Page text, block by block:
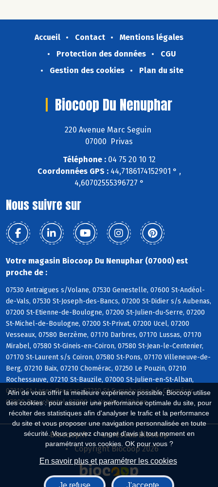
Afin de vous offrir la meilleure expérience possible, Biocoop utilise
des cookies : pour assurer une performance optimale du site, pour
récolter des statistiques afin d'analyser le trafic et la performance
du site et vous proposer une navigation personnalisée en toute
sécurité. Vous pouvez changer d'avis à tout moment en
paramétrant vos cookies. OK pour vous ?
En savoir plus et paramétrer les cookies
Je refuse J'accepte
Accueil Contact
Mentions légales
Protection des données
CGU
Gestion des cookies
Plan du site
Biocoop Du Nenuphar
220 Avenue Marc Seguin
07000 Privas
Téléphone :04 75 20 10 12
Coordonnées GPS :44,7186174152901 ° ,
4,60702555396727 °
Nous suivre sur
Votre magasin Biocoop Du Nenuphar (07000) est
proche de :
07530 Antraigues s/Volane, 07530 Genestelle, 07600 St-Andéol-
de-Vals, 07530 St-Joseph-des-Bancs, 07200 St-Didier s/s Aubenas,
07200 St-Etienne-de-Boulogne, 07200 St-Julien-du-Serre, 07200
St-Michel-de-Boulogne, 07200 St-Privat, 07200 Ucel, 07200
Vesseaux, 07580 Berzème, 07170 Darbres, 07170 Lussas, 07170
Mirabel, 07580 St-Gineis-en-Coiron, 07580 St-Jean-le-Centenier,
07170 St-Laurent s/s Coiron, 07580 St-Pons, 07170 Villeneuve-de-
Berg, 07210 Baix, 07210 Chomérac, 07250 Le Pouzin, 07210
Rochessauve, 07210 St-Bauzile, 07000 St-Julien-en-St-Alban,
07210 St-Lager-Bressac, 07210 St-Symphorien s/s Chomérac,
07800 Beauchastel, 07800 La Voulte s/Rhône
Biocoop.fr
Le réseau Biocoop
Copyright Biocoop 2026